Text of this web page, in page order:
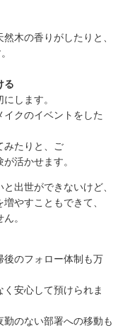
木の香りがしたりと、
る
します。
クのイベントをした
みたりと、ご
活かせます。
出世ができないけど、
やすこともできて、
。
後のフォロー体制も万
安心して預けられま
のない部署への移動も